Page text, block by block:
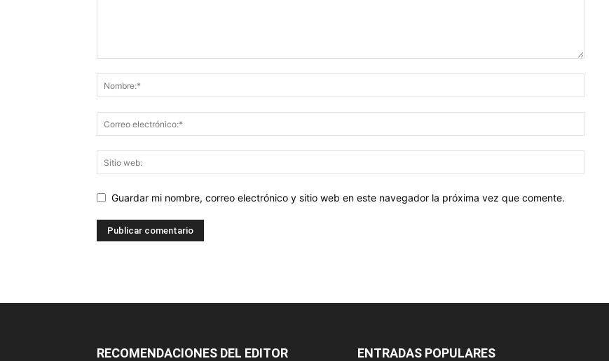
Guardar mi nombre, correo electrónico y sitio web en este navegador la próxima vez que comente.
RECOMENDACIONES DEL EDITOR ENTRADAS POPULARES